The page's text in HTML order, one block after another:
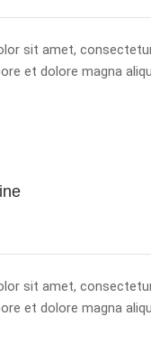
sit amet,
et dolore magna
sit amet,
et dolore magna